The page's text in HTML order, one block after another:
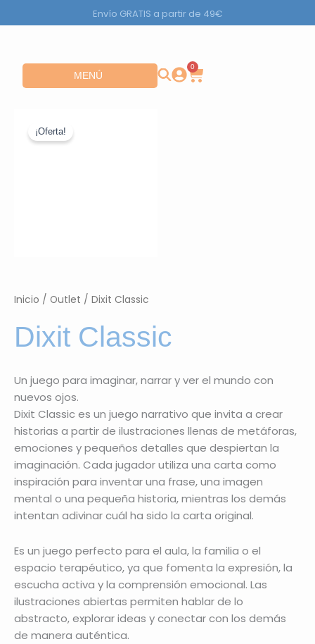
al
Envío GRATIS a partir de 49€
MENÚ Abrir MENÚ 0
Carrito
¡Oferta!
Inicio / Outlet / Dixit Classic
Dixit Classic
Un juego para imaginar, narrar y ver el mundo con
nuevos ojos.
Dixit Classic es un juego narrativo que invita a crear
historias a partir de ilustraciones llenas de metáforas,
emociones y pequeños detalles que despiertan la
imaginación. Cada jugador utiliza una carta como
inspiración para inventar una frase, una imagen
mental o una pequeña historia, mientras los demás
intentan adivinar cuál ha sido la carta original.
Es un juego perfecto para el aula, la familia o el
espacio terapéutico, ya que fomenta la expresión, la
escucha activa y la comprensión emocional. Las
ilustraciones abiertas permiten hablar de lo
abstracto, explorar ideas y conectar con los demás
de manera auténtica.